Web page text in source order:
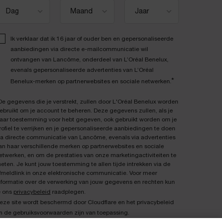
Ik verklaar dat ik 16 jaar of ouder ben en gepersonaliseerde
aanbiedingen via directe e-mailcommunicatie wil
ontvangen van Lancôme, onderdeel van L’Oréal Benelux,
evenals gepersonaliseerde advertenties van L’Oréal
Benelux-merken op partnerwebsites en sociale netwerken. *
gegevens die je verstrekt, zullen door L'Oréal Benelux worden
om je account te beheren. Deze gegevens zullen, als je
toestemming voor hebt gegeven, ook gebruikt worden om je
te verrijken en je gepersonaliseerde aanbiedingen te doen
directe communicatie van Lancôme, evenals via advertenties
haar verschillende merken op partnerwebsites en sociale
en om de prestaties van onze marketingactiviteiten te
Je kunt jouw toestemming te allen tijde intrekken via de
in onze elektronische communicatie. Voor meer
over de verwerking van jouw gegevens en rechten kun
ons privacybeleid raadplegen.
site wordt beschermd door Cloudflare en het privacybeleid
de gebruiksvoorwaarden zijn van toepassing.